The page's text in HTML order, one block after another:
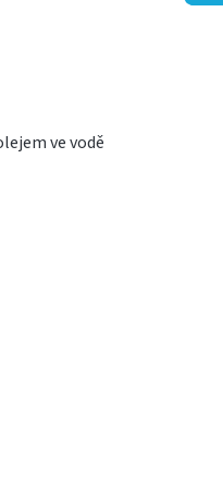
ve vodě